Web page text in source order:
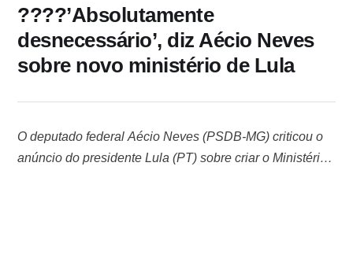
????’Absolutamente
desnecessário’, diz Aécio Neves
sobre novo ministério de Lula
O deputado federal Aécio Neves (PSDB-MG) criticou o
anúncio do presidente Lula (PT) sobre criar o Ministério